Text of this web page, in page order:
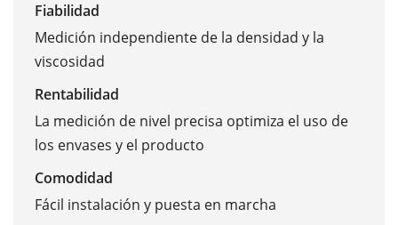
Fiabilidad
Medición independiente de la densidad y la
viscosidad
Rentabilidad
La medición de nivel precisa optimiza el uso de
los envases y el producto
Comodidad
Fácil instalación y puesta en marcha